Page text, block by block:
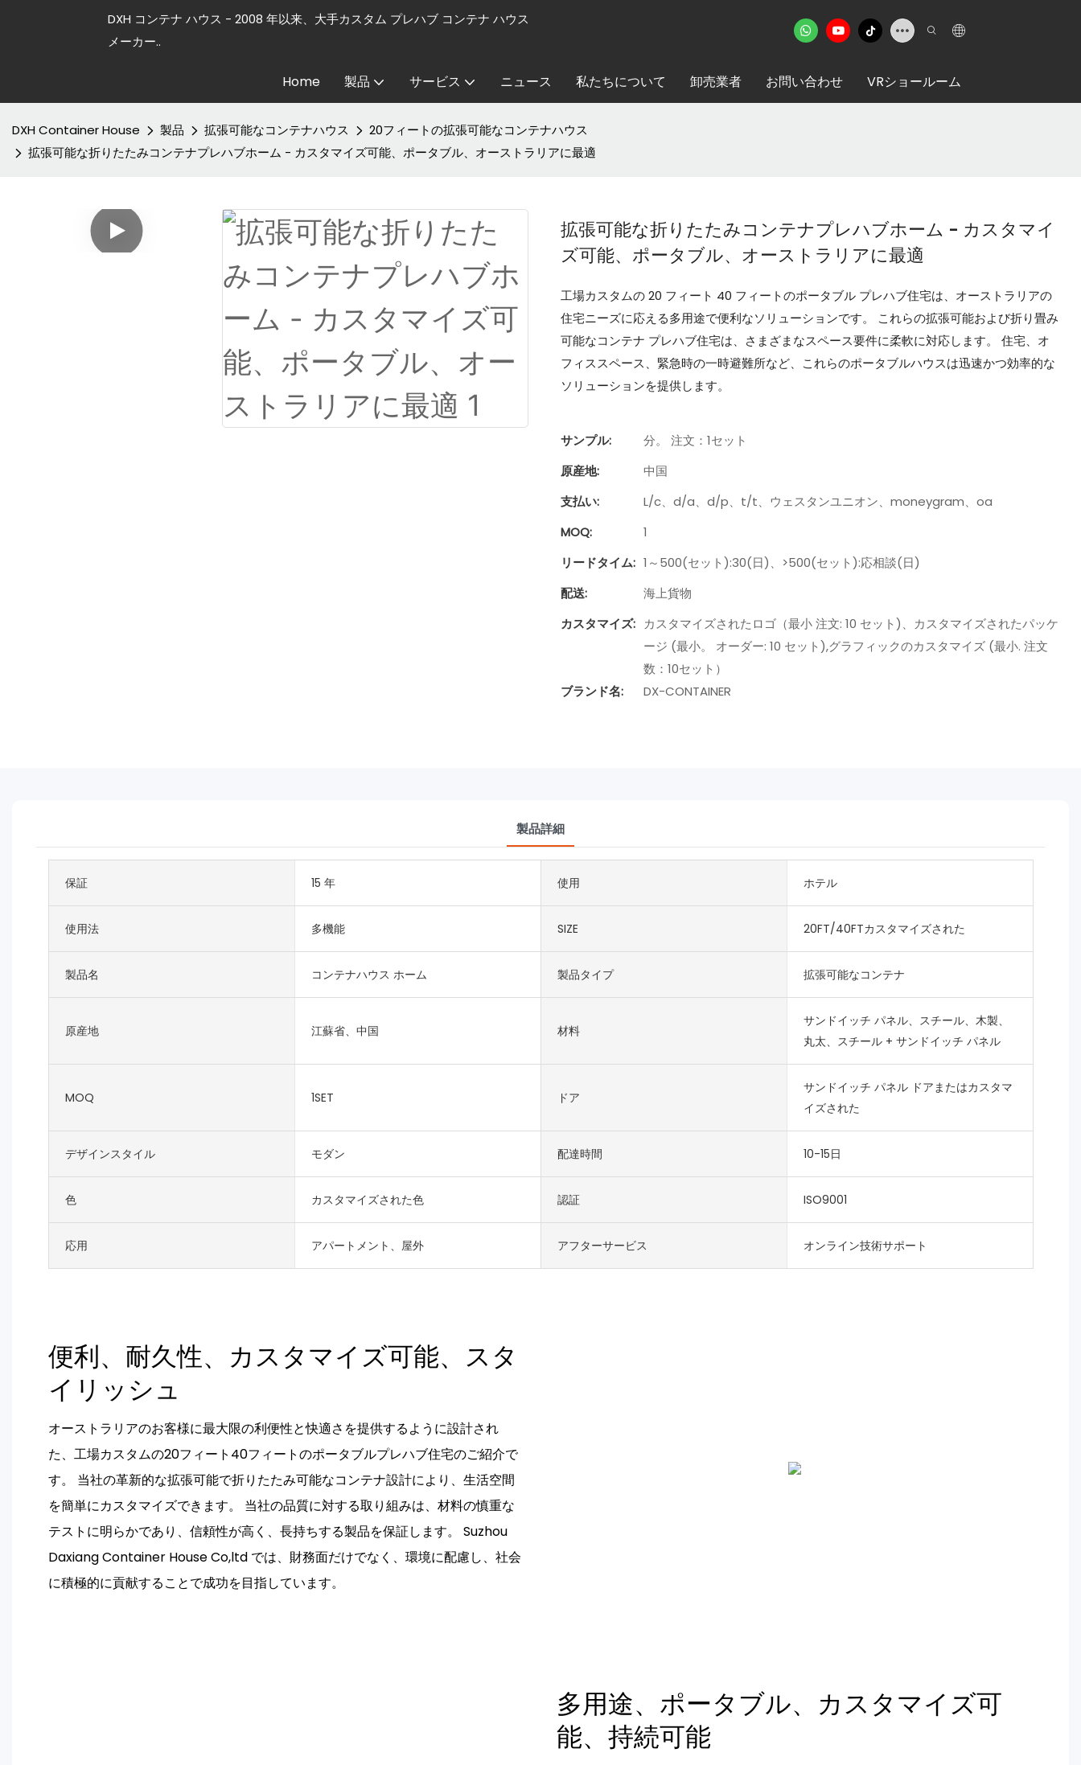
DXH コンテナ ハウス - 2008 年以来、大手カスタム プレハブ コンテナ ハウス
メーカー..
Home 製品 サービス ニュース 私たちについて 卸売業者 お問い合わせ VRショールーム
DXH Container House 製品 拡張可能なコンテナハウス
20フィートの拡張可能なコンテナハウス
拡張可能な折りたたみコンテナプレハブホーム - カスタマイズ可能、ポータブル、オーストラリアに最適
拡張可能な折りたたみコンテナプレハブホーム - カスタマイ
ズ可能、ポータブル、オーストラリアに最適
工場カスタムの 20 フィート 40 フィートのポータブル プレハブ住宅は、オーストラリアの
住宅ニーズに応える多用途で便利なソリューションです。 これらの拡張可能および折り畳み
可能なコンテナ プレハブ住宅は、さまざまなスペース要件に柔軟に対応します。 住宅、オ
フィススペース、緊急時の一時避難所など、これらのポータブルハウスは迅速かつ効率的な
ソリューションを提供します。
サンプル:
分。 注文：1セット
原産地:
中国
支払い:
L/c、d/a、d/p、t/t、ウェスタンユニオン、moneygram、oa
MOQ:
1
リードタイム: 1～500(セット):30(日)、>500(セット):応相談(日)
配送:
海上貨物
カスタマイズ: カスタマイズされたロゴ（最小 注文: 10 セット)、カスタマイズされたパッケ
ージ (最小。 オーダー: 10 セット),グラフィックのカスタマイズ (最小. 注文
数：10セット）
ブランド名:
DX-CONTAINER
製品詳細
保証 15 年 使用 ホテル
使用法 多機能 SIZE 20FT/40FTカスタマイズされた
製品名 コンテナハウス ホーム 製品タイプ 拡張可能なコンテナ
原産地 江蘇省、中国 材料
サンドイッチ パネル、スチール、木製、
丸太、スチール + サンドイッチ パネル
MOQ 1SET ドア
サンドイッチ パネル ドアまたはカスタマ
イズされた
デザインスタイル モダン 配達時間 10-15日
色 カスタマイズされた色 認証 ISO9001
応用 アパートメント、屋外 アフターサービス オンライン技術サポート
便利、耐久性、カスタマイズ可能、スタ
イリッシュ
オーストラリアのお客様に最大限の利便性と快適さを提供するように設計され
た、工場カスタムの20フィート40フィートのポータブルプレハブ住宅のご紹介で
す。 当社の革新的な拡張可能で折りたたみ可能なコンテナ設計により、生活空間
を簡単にカスタマイズできます。 当社の品質に対する取り組みは、材料の慎重な
テストに明らかであり、信頼性が高く、長持ちする製品を保証します。 Suzhou
Daxiang Container House Co,ltd では、財務面だけでなく、環境に配慮し、社会
に積極的に貢献することで成功を目指しています。
多用途、ポータブル、カスタマイズ可
能、持続可能